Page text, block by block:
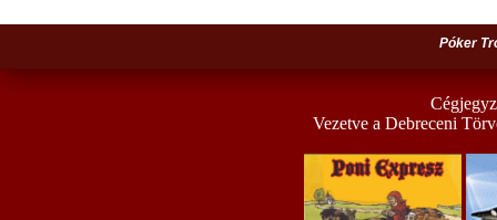
Póker
Vezetve a Debreceni